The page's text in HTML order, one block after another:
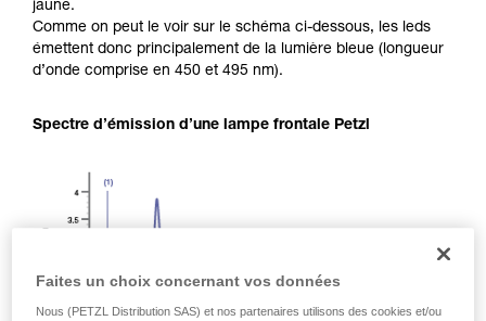
jaune.
Comme on peut le voir sur le schéma ci-dessous, les leds
émettent donc principalement de la lumière bleue (longueur
d’onde comprise en 450 et 495 nm).
Spectre d’émission d’une lampe frontale Petzl
Faites un choix concernant vos données
Nous (PETZL Distribution SAS) et nos partenaires utilisons des cookies et/ou